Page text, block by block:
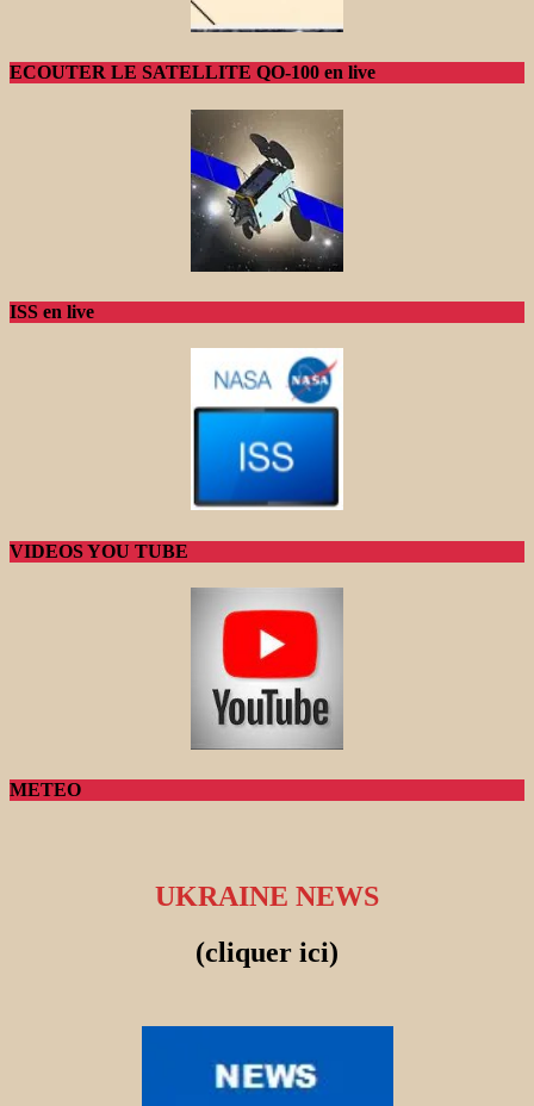
ECOUTER LE SATELLITE QO-100 en live
ISS en live
VIDEOS YOU TUBE
METEO
UKRAINE NEWS
(cliquer ici)